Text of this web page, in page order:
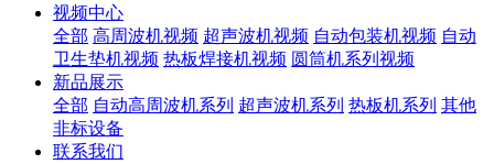
视频中心
全部 高周波机视频 超声波机视频 自动包装机视频 自动
卫生垫机视频 热板焊接机视频 圆筒机系列视频
新品展示
全部 自动高周波机系列 超声波机系列 热板机系列 其他
非标设备
联系我们